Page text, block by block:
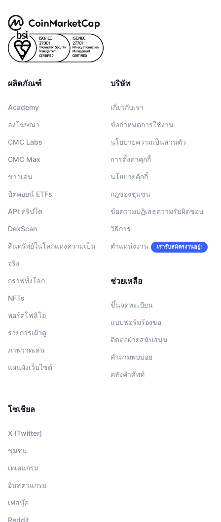
ผลิตภัณฑ์
Academy
ลงโฆษณา
CMC Labs
CMC Max
ข่าวเด่น
บิตคอยน์ ETFs
API คริปโต
DexScan
สินทรัพย์ในโลกแห่งความเป็น
จริง
กราฟทั้งโลก
NFTs
พอร์ตโฟลิโอ
รายการเฝ้าดู
ภาพวาดเล่น
แผนผังเว็บไซต์
บริษัท
เกี่ยวกับเรา
ข้อกำหนดการใช้งาน
นโยบายความเป็นส่วนตัว
การตั้งค่าคุกกี้
นโยบายคุ้กกี้
กฎของชุมชน
ข้อความปฏิเสธความรับผิดชอบ
วิธีการ
ตำแหน่งงาน เรารับสมัครงานอยู่!
ช่วยเหลือ
ขึ้นจดทะเบียน
แบบฟอร์มร้องขอ
ติดต่อฝ่ายสนับสนุน
คำถามพบบ่อย
คลังคำศัพท์
โซเชียล
X (Twitter)
ชุมชน
เทเลแกรม
อินสตาแกรม
เฟสบุ๊ค
Reddit